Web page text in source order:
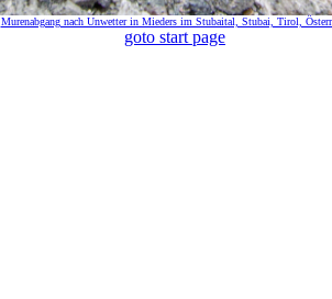
Murenabgang nach Unwetter in Mieders im Stubaital, Stubai, Tirol,
goto start page